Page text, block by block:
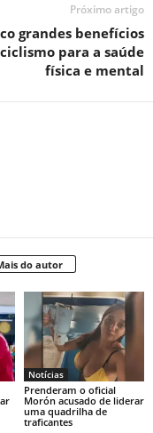
Próximo artigo
grandes benefícios
para a saúde
física e mental
do autor
Notícias
Prenderam o oficial
Morón acusado de liderar
uma quadrilha de
traficantes